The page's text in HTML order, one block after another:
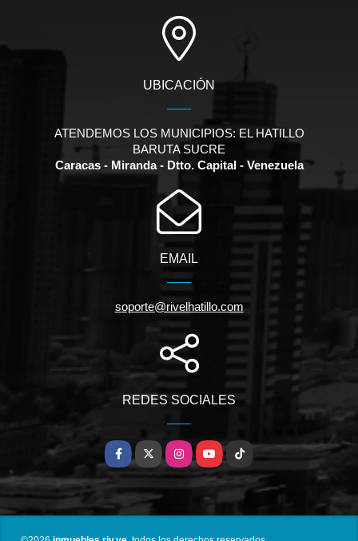
UBICACIÓN
ATENDEMOS LOS MUNICIPIOS: EL HATILLO
BARUTA SUCRE
Caracas - Miranda - Dtto. Capital - Venezuela
EMAIL
soporte@rivelhatillo.com
REDES SOCIALES
Facebook
X InstagramYouTubeTikTok